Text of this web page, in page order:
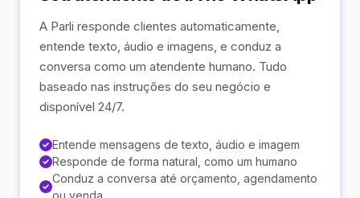
A Parli responde clientes automaticamente,
entende texto, áudio e imagens, e conduz a
conversa como um atendente humano. Tudo
baseado nas instruções do seu negócio e
disponível 24/7.
Entende mensagens de texto, áudio e imagem
Responde de forma natural, como um humano
Conduz a conversa até orçamento, agendamento
ou venda